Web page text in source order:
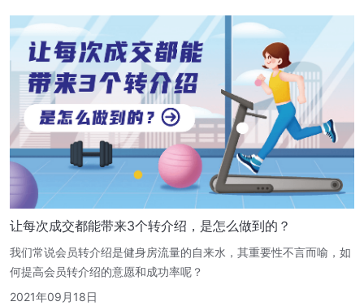
让每次成交都能带来3个转介绍，是怎么做到的？
我们常说会员转介绍是健身房流量的自来水，其重要性不言而喻，如
何提高会员转介绍的意愿和成功率呢？
2021年09月18日